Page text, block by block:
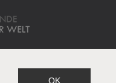
OK